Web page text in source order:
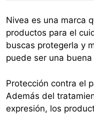
Piel
De
Nivea es una marca
productos para el
buscas protegerla y
puede ser una buena
Protección contra el
Además del
expresión, los